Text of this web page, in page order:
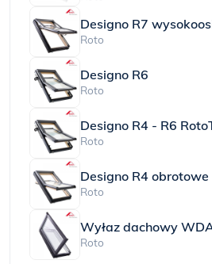
Designo R7
Roto
Designo R6
Roto
Designo R4 - R6
Roto
Designo R4 obrotowe
Roto
Wyłaz dachowy
Roto